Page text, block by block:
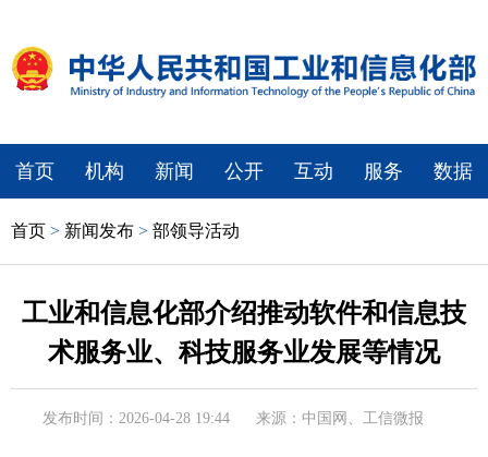
首页 机构 新闻 公开 互动 服务 数据
首页 > 新闻发布 > 部领导活动
工业和信息化部介绍推动软件和信息技
术服务业、科技服务业发展等情况
发布时间：2026-04-28 19:44 来源：中国网、工信微报